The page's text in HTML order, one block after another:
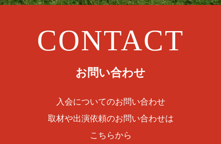
CONTACT
お問い合わせ
入会についてのお問い合わせ
取材や出演依頼のお問い合わせは
こちらから